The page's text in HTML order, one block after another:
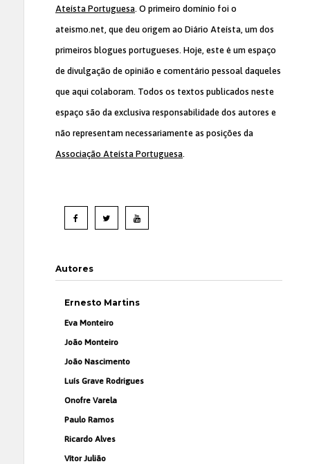
Ateísta Portuguesa. O primeiro domínio foi o
ateismo.net, que deu origem ao Diário Ateísta, um dos
primeiros blogues portugueses. Hoje, este é um espaço
de divulgação de opinião e comentário pessoal daqueles
que aqui colaboram. Todos os textos publicados neste
espaço são da exclusiva responsabilidade dos autores e
não representam necessariamente as posições da
Associação Ateísta Portuguesa.
Autores
Ernesto Martins
Eva Monteiro
João Monteiro
João Nascimento
Luís Grave Rodrigues
Onofre Varela
Paulo Ramos
Ricardo Alves
Vítor Julião